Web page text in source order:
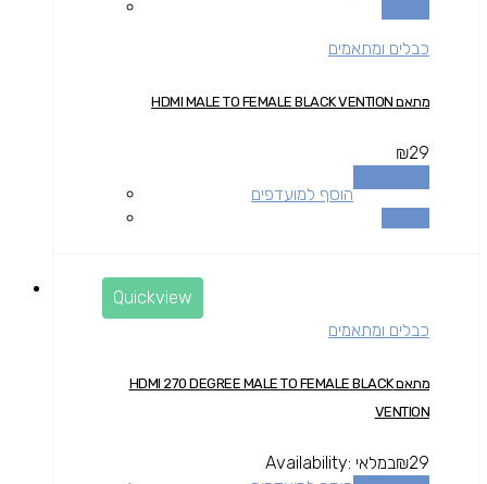
כבלים ומתאמים
מתאם HDMI MALE TO FEMALE BLACK VENTION
₪29
הוסף למועדפים
Quickview
כבלים ומתאמים
מתאם HDMI 270 DEGREE MALE TO FEMALE BLACK
VENTION
₪29
Availability: במלאי